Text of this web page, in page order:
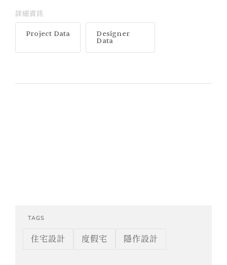
詳細資訊
Project Data
Designer
Data
TAGS
住宅設計 度假宅 隱作設計